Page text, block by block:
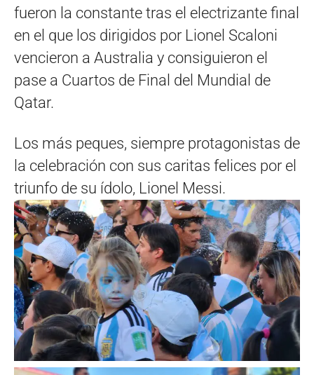
fueron la constante tras el electrizante final
en el que los dirigidos por Lionel Scaloni
vencieron a Australia y consiguieron el
pase a Cuartos de Final del Mundial de
Qatar.
Los más peques, siempre protagonistas de
la celebración con sus caritas felices por el
triunfo de su ídolo, Lionel Messi.